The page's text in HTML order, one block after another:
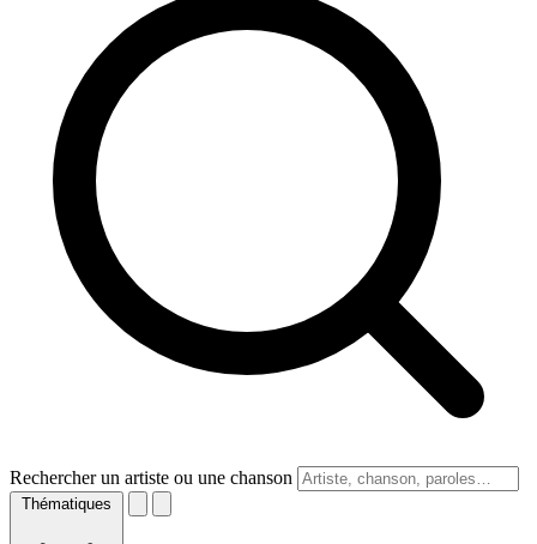
Rechercher un artiste ou une chanson
Thématiques